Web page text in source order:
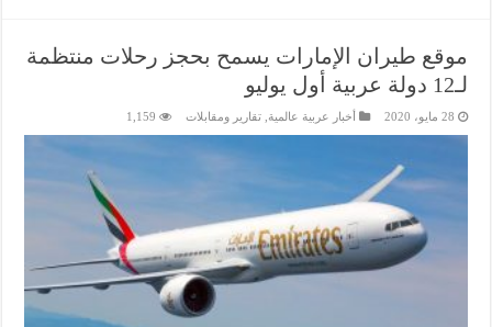
موقع طيران الإمارات يسمح بحجز رحلات منتظمة
لـ12 دولة عربية أول يوليو
28 مايو، 2020 أخبار عربية عالمية ,تقارير ومقابلات 1,159